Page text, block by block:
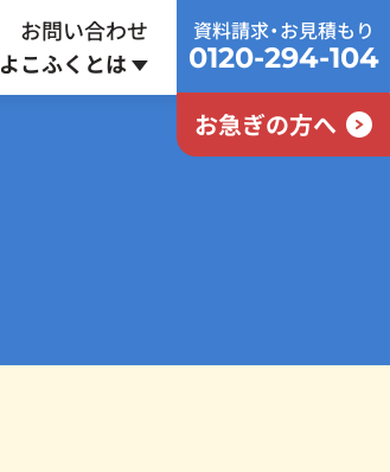
お問い合わせ
よこふくとは
資料請求・お見積もり
0120-294-104
お急ぎの方へ